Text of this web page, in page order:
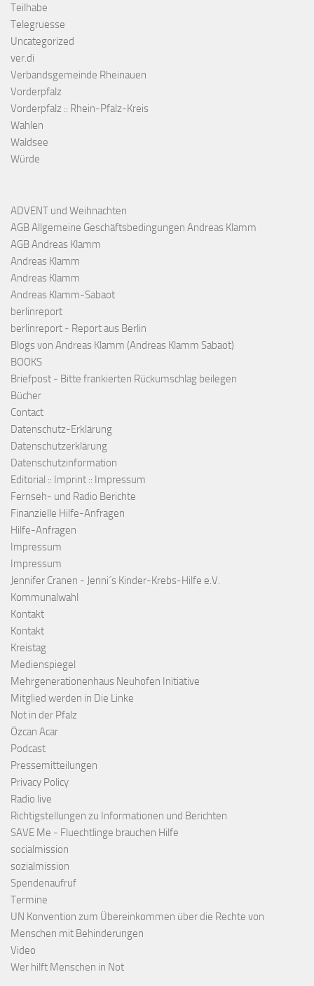
Teilhabe
Telegruesse
Uncategorized
ver.di
Verbandsgemeinde Rheinauen
Vorderpfalz
Vorderpfalz :: Rhein-Pfalz-Kreis
Wahlen
Waldsee
Würde
ADVENT und Weihnachten
AGB Allgemeine Geschäftsbedingungen Andreas Klamm
AGB Andreas Klamm
Andreas Klamm
Andreas Klamm
Andreas Klamm-Sabaot
berlinreport
berlinreport - Report aus Berlin
Blogs von Andreas Klamm (Andreas Klamm Sabaot)
BOOKS
Briefpost - Bitte frankierten Rückumschlag beilegen
Bücher
Contact
Datenschutz-Erklärung
Datenschutzerklärung
Datenschutzinformation
Editorial :: Imprint :: Impressum
Fernseh- und Radio Berichte
Finanzielle Hilfe-Anfragen
Hilfe-Anfragen
Impressum
Impressum
Jennifer Cranen - Jenni´s Kinder-Krebs-Hilfe e.V.
Kommunalwahl
Kontakt
Kontakt
Kreistag
Medienspiegel
Mehrgenerationenhaus Neuhofen Initiative
Mitglied werden in Die Linke
Not in der Pfalz
Özcan Acar
Podcast
Pressemitteilungen
Privacy Policy
Radio live
Richtigstellungen zu Informationen und Berichten
SAVE Me - Fluechtlinge brauchen Hilfe
socialmission
sozialmission
Spendenaufruf
Termine
UN Konvention zum Übereinkommen über die Rechte von
Menschen mit Behinderungen
Video
Wer hilft Menschen in Not